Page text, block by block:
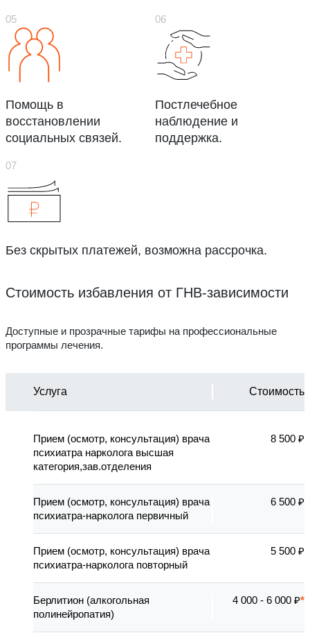
Помощь в
восстановлении
социальных связей.
Постлечебное
наблюдение и
поддержка.
Без скрытых платежей, возможна рассрочка.
Стоимость избавления от ГНВ-зависимости
Доступные и прозрачные тарифы на профессиональные
программы лечения.
Услуга Стоимость
Прием (осмотр, консультация) врача
психиатра нарколога высшая
категория,зав.отделения
8 500 ₽
Прием (осмотр, консультация) врача
психиатра-нарколога первичный
6 500 ₽
Прием (осмотр, консультация) врача
психиатра-нарколога повторный
5 500 ₽
Берлитион (алкогольная
полинейропатия)
4 000 - 6 000 ₽